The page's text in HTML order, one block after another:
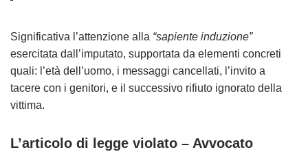
Significativa l’attenzione alla “sapiente induzione”
esercitata dall’imputato, supportata da elementi concreti
quali: l’età dell’uomo, i messaggi cancellati, l’invito a
tacere con i genitori, e il successivo rifiuto ignorato della
vittima.
L’articolo di legge violato – Avvocato